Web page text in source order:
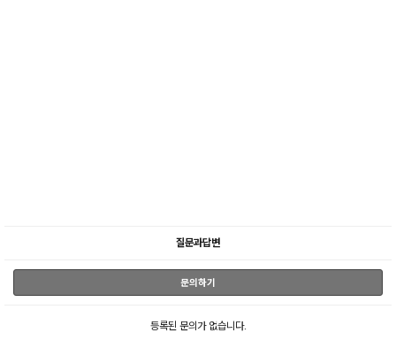
질문과답변
문의하기
등록된 문의가 없습니다.